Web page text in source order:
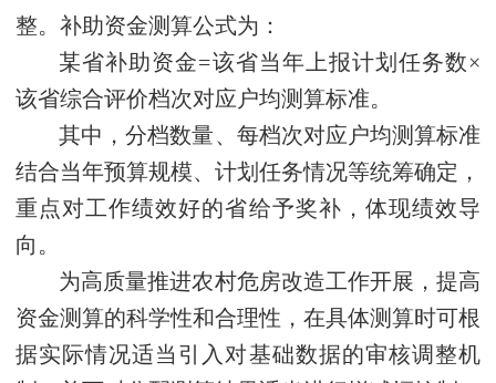
整。补助资金测算公式为：
某省补助资金=该省当年上报计划任务数×
该省综合评价档次对应户均测算标准。
其中，分档数量、每档次对应户均测算标准
结合当年预算规模、计划任务情况等统筹确定，
重点对工作绩效好的省给予奖补，体现绩效导
向。
为高质量推进农村危房改造工作开展，提高
资金测算的科学性和合理性，在具体测算时可根
据实际情况适当引入对基础数据的审核调整机